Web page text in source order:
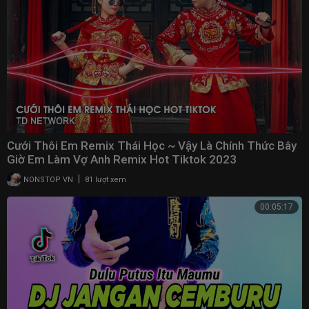
Cưới Thôi Em Remix Thái Học ~ Vậy Là Chính Thức Bây
Giờ Em Làm Vợ Anh Remix Hot Tiktok 2023
NONSTOP VN 81 lượt xem
00:05:17